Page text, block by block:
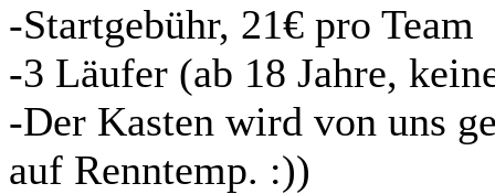
-Startgebühr, 21€ pro Team
-3 Läufer (ab 18 Jahre,
-Der Kasten wird von uns
auf Renntemp. :))